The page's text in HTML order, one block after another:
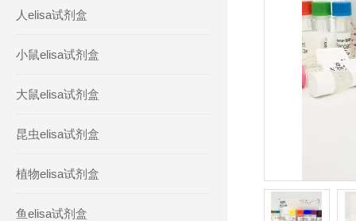
人elisa试剂盒
小鼠elisa试剂盒
大鼠elisa试剂盒
昆虫elisa试剂盒
植物elisa试剂盒
鱼elisa试剂盒